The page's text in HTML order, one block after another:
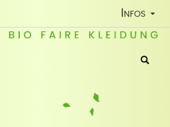
Toggle
Infos